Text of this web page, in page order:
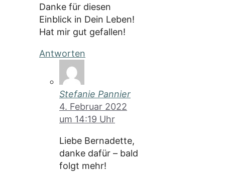
Danke für diesen
Einblick in Dein Leben!
Hat mir gut gefallen!
Antworten
Stefanie Pannier
4. Februar 2022
um 14:19 Uhr
Liebe Bernadette,
danke dafür – bald
folgt mehr!